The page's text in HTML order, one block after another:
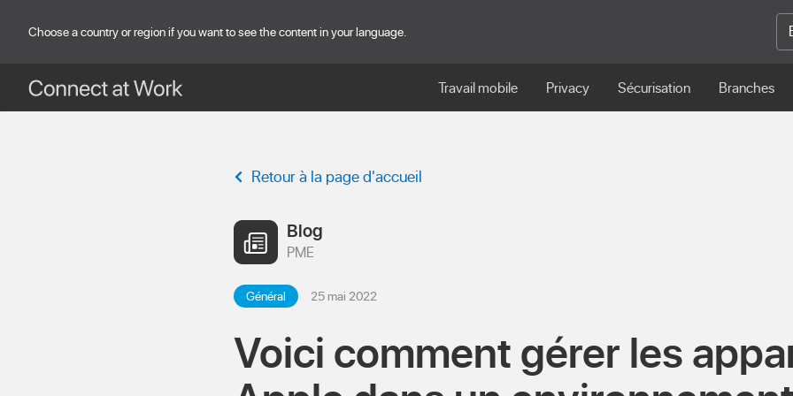
Choose a country or region if you want to see the content in your language.
Travail mobile Privacy Sécurisation Branches
Retour à la page d'accueil
Blog
PME
Général 25 mai 2022
Voici comment gérer les